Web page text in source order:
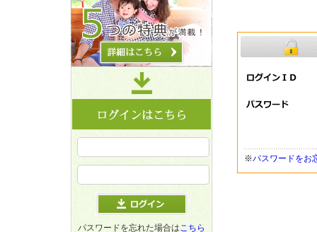
※パスワードをお
パスワードを忘れた場合はこちら